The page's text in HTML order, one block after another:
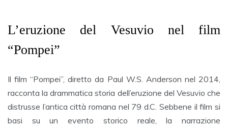
L’eruzione del Vesuvio nel film
“Pompei”
Il film “Pompei”, diretto da Paul W.S. Anderson nel 2014,
racconta la drammatica storia dell’eruzione del Vesuvio che
distrusse l’antica città romana nel 79 d.C. Sebbene il film si
basi su un evento storico reale, la narrazione